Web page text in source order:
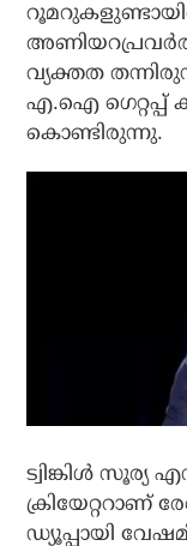
വ്യക്തത
എ.ഐ ഗെറ്റപ്പ്
കൊണ്ടിരുന്നു.
ട്വിങ്കിള്‍ സൂര്യ
ക്രിയേറ്ററാണ്
ഡ്യൂപ്പായി